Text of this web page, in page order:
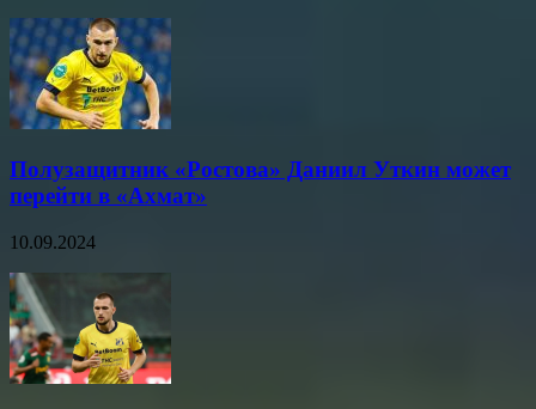
Полузащитник «Ростова» Даниил Уткин может
перейти в «Ахмат»
10.09.2024